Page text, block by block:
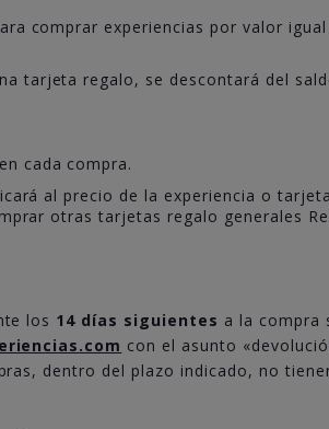
comprar experiencias por valor
tarjeta regalo, se descontará del
cada compra.
al precio de la experiencia o
otras tarjetas regalo generales
los 14 días siguientes a la compra
con el asunto
dentro del plazo indicado, no